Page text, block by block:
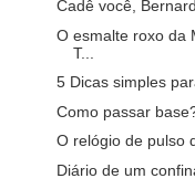
Cadê você,
O esmalte roxo da
T...
5 Dicas simples
Como passar
O relógio de pulso
Diário de um